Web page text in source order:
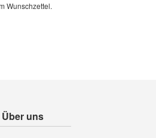
Wunschzettel.
Über uns